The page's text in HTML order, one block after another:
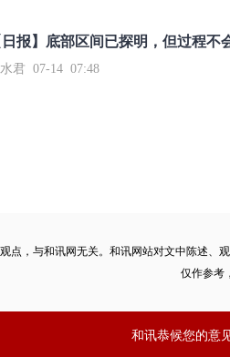
日报】底部区间已探明，但过程不
君 07-14 07:48
点，与和讯网无关。和讯网站对文中陈述
仅作参考
和讯恭候您的意